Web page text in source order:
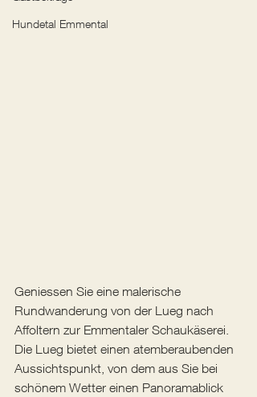
Hundetal Emmental
Geniessen Sie eine malerische
Rundwanderung von der Lueg nach
Affoltern zur Emmentaler Schaukäserei.
Die Lueg bietet einen atemberaubenden
Aussichtspunkt, von dem aus Sie bei
schönem Wetter einen Panoramablick